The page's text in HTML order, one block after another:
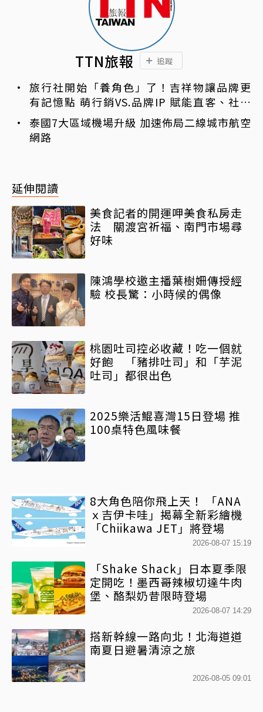
TTN旅報 追蹤
旅行社開始「養角色」了！吉祥物讓品牌更
有記憶點 萌行銷VS.品牌IP 賦能直客、社群
與服務新動能
泰國7大區域機場升級 加速佈局二線城市航空
網路
延伸閱讀
美食記者的開運呷美食私房走
法 關渡宮祈福、南門市場尋
好味
陳鴻學校邀主播葉樹姍傳授經
驗 校長驚：小時候的偶像
桃園吐司控必收藏！吃一個就
好飽 「豬排吐司」和「芋泥
吐司」都很出色
2025樂活鯤喜灣15日登場 推
100桌特色風味餐
8大角色陪你飛上天！ 「ANA
ｘ吉伊卡哇」揭幕全新彩繪機
「Chiikawa JET」將登場
2026-08-07 15:19
「Shake Shack」日本夏季限
定開吃！墨西哥辣椒切達牛肉
堡、酪梨奶昔限時登場
2026-08-07 14:29
搭新幹線一路向北！北海道道
南夏日避暑清涼之旅
2026-08-05 09:01